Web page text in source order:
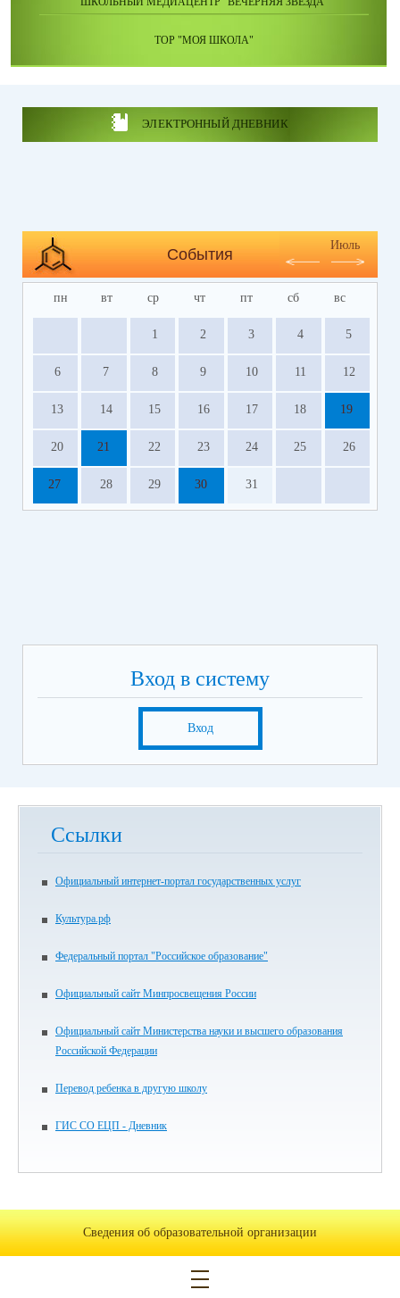
ТОР "МОЯ ШКОЛА"
ЭЛЕКТРОННЫЙ ДНЕВНИК
События
Июль
пн вт ср чт пт сб вс
1 2 3 4 5
6 7 8 9 10 11 12
13 14 15 16 17 18 19
20 21 22 23 24 25 26
27 28 29 30 31
Вход в систему
Вход
Ссылки
Официальный интернет-портал государственных услуг
Культура.рф
Федеральный портал "Российское образование"
Официальный сайт Минпросвещения России
Официальный сайт Министерства науки и высшего образования
Российской Федерации
Перевод ребенка в другую школу
ГИС СО ЕЦП - Дневник
Сведения об образовательной организации